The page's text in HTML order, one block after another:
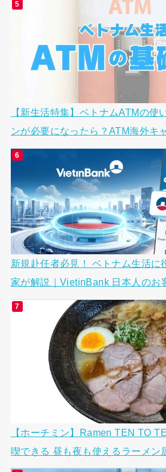
【新生活特集】ベトナムATMの使
ンが必要になったら？ATM海外キ
新規赴任者必見！ ベトナム生活に
家が解説｜VietinBank 日本人のお
【ホーチミン】Ramen TEN TO
喫できる 昼も夜も使えるラーメン